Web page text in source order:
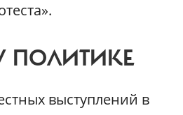
ПОЛИТИКЕ
выступлений в